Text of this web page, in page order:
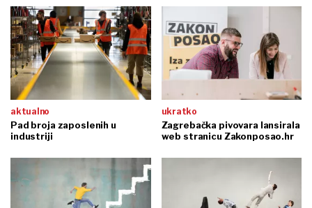
aktualno
Pad broja zaposlenih u
industriji
ukratko
Zagrebačka pivovara lansirala
web stranicu Zakonposao.hr